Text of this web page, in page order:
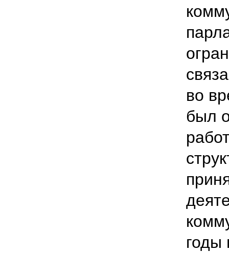
во
был
годы